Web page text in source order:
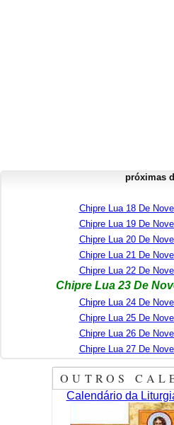
próximas
Chipre Lua 18 De
Chipre Lua 19 De
Chipre Lua 20 De
Chipre Lua 21 De
Chipre Lua 22 De
Chipre Lua 23 De
Chipre Lua 24 De
Chipre Lua 25 De
Chipre Lua 26 De
Chipre Lua 27 De
OUTROS
Calendário da